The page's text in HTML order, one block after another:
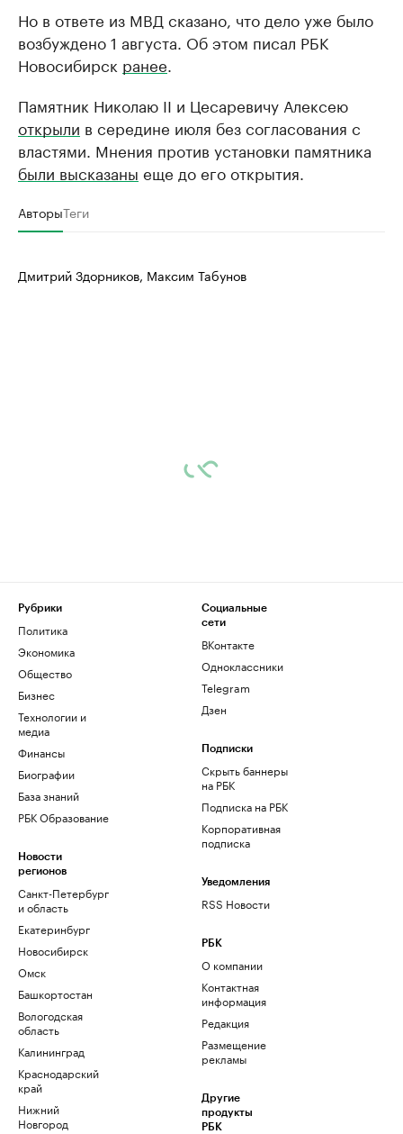
Но в ответе из МВД сказано, что дело уже было
возбуждено 1 августа. Об этом писал РБК
Новосибирск ранее.
Памятник Николаю II и Цесаревичу Алексею
открыли в середине июля без согласования с
властями. Мнения против установки памятника
были высказаны еще до его открытия.
АвторыТеги
Дмитрий Здорников, Максим Табунов
Рубрики
Политика
Экономика
Общество
Бизнес
Технологии и
медиа
Финансы
Биографии
База знаний
РБК Образование
Новости
регионов
Санкт-Петербург
и область
Екатеринбург
Новосибирск
Омск
Башкортостан
Вологодская
область
Калининград
Краснодарский
край
Нижний
Новгород
Социальные
сети
ВКонтакте
Одноклассники
Telegram
Дзен
Подписки
Скрыть баннеры
на РБК
Подписка на РБК
Корпоративная
подписка
Уведомления
RSS Новости
РБК
О компании
Контактная
информация
Редакция
Размещение
рекламы
Другие
продукты
РБК